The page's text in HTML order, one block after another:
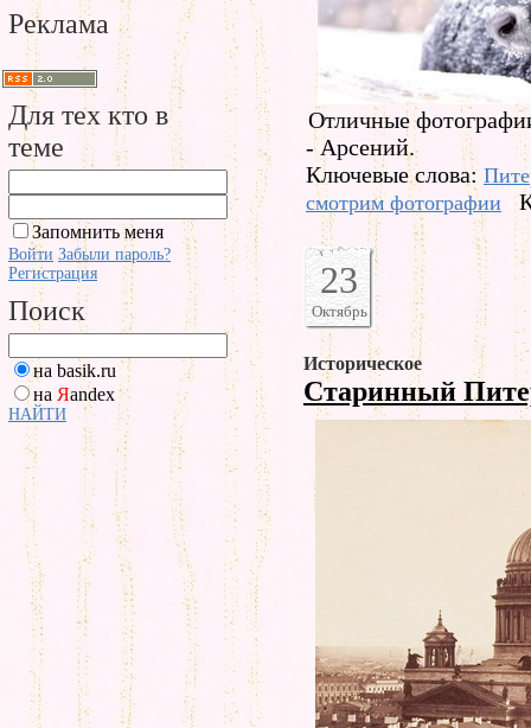
Реклама
Для тех кто в
теме
Запомнить меня
Войти Забыли пароль?
Регистрация
Поиск
на basik.ru
на Яandex
НАЙТИ
Отличные
- Арсений.
Ключевые слова:
смотрим фотографии
23
Октябрь
Историческое
Старинный